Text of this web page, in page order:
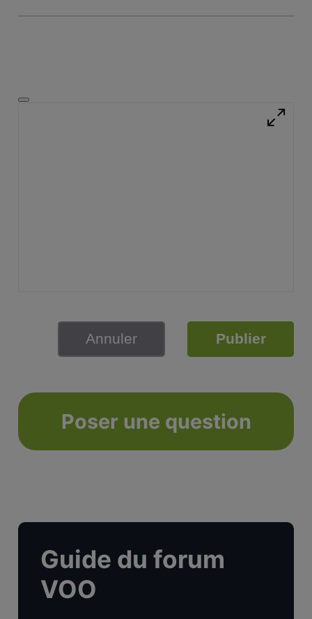
Annuler Publier
Poser une question
Guide du forum
VOO